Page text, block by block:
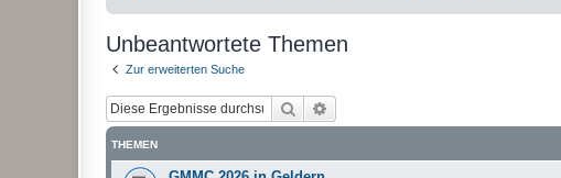
Unbeantwortete Themen
Zur erweiterten Suche
Suche
THEMEN